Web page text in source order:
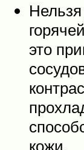
это
кожи.